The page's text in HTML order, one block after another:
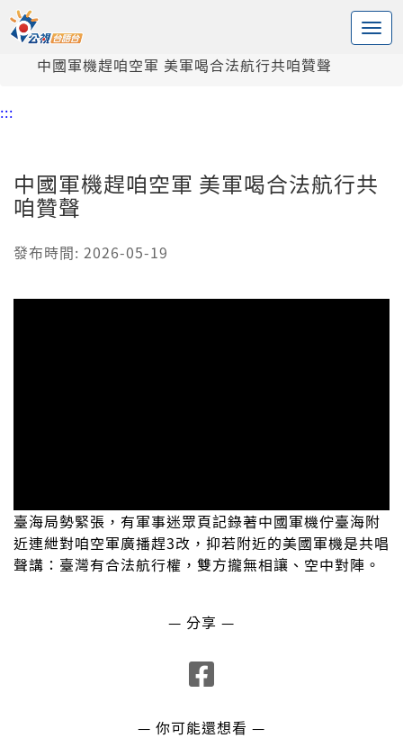
中央內容區塊
頭頁
中國軍機趕咱空軍 美軍喝合法航行共咱贊聲
:::
中國軍機趕咱空軍 美軍喝合法航行共
咱贊聲
發布時間: 2026-05-19
臺海局勢緊張，有軍事迷眾頁記錄著中國軍機佇臺海附
近連紲對咱空軍廣播趕3改，抑若附近的美國軍機是共唱
聲講：臺灣有合法航行權，雙方攏無相讓、空中對陣。
— 分享 —
— 你可能還想看 —